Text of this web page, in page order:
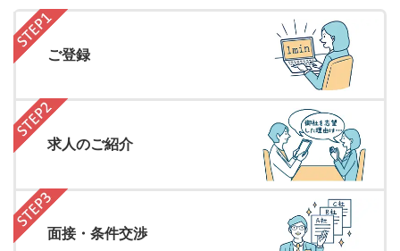
ご登録
求人のご紹介
面接・条件交渉